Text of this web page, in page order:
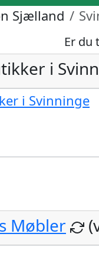
Sjælland
Er du
i
Møbler